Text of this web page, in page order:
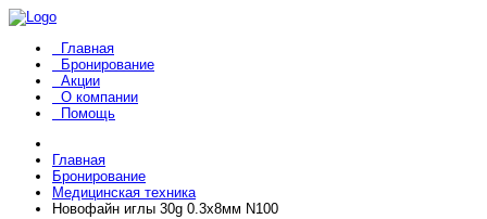
Главная
Бронирование
Акции
О компании
Помощь
Главная
Бронирование
Медицинская техника
Новофайн иглы 30g 0.3x8мм N100